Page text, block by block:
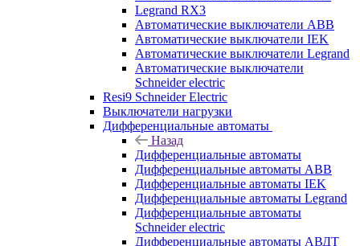
Legrand RX3
Автоматические выключатели ABB
Автоматические выключатели IEK
Автоматические выключатели Legrand
Автоматические выключатели
Schneider electric
Resi9 Schneider Electric
Выключатели нагрузки
Дифференциальные автоматы
Назад
Дифференциальные автоматы
Дифференциальные автоматы ABB
Дифференциальные автоматы IEK
Дифференциальные автоматы Legrand
Дифференциальные автоматы
Schneider electric
Дифференциальные автоматы АВДТ